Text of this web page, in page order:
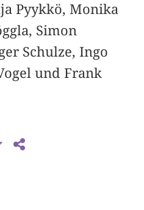
Pyykkö, Monika
Simon
Schulze, Ingo
und Frank